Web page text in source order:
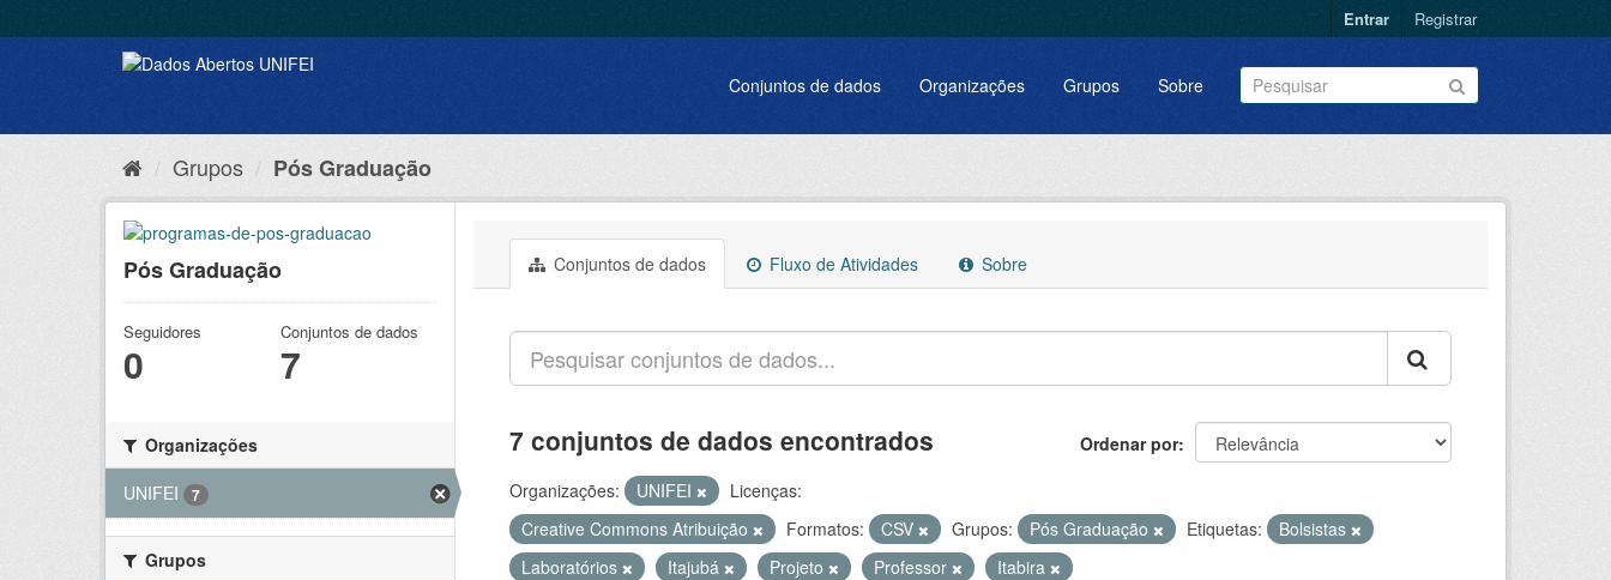
Entrar Registrar
Conjuntos de dados Organizações Grupos Sobre
Grupos Pós Graduação
Pós Graduação
Seguidores
0
Conjuntos de dados
7
Organizações
UNIFEI
7
Grupos
Conjuntos de dados Fluxo de Atividades Sobre
Ordenar por
7 conjuntos de dados encontrados
Organizações: UNIFEI
Licenças:
Creative Commons Atribuição
Formatos: CSV Grupos: Pós Graduação Etiquetas:
Bolsistas
Laboratórios
Itajubá Projeto Professor Itabira